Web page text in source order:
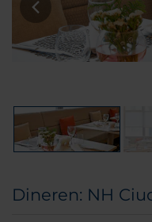
Dineren: NH